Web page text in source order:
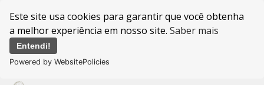
Este site usa cookies para garantir que você obtenha
a melhor experiência em nosso site. Saber mais
Entendi!
Powered by WebsitePolicies